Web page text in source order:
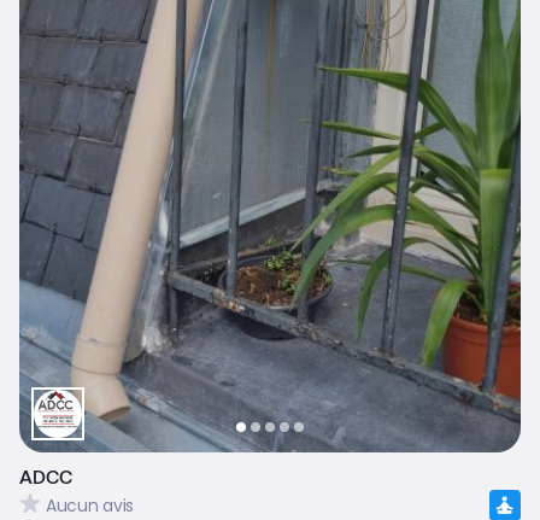
ADCC
Aucun avis